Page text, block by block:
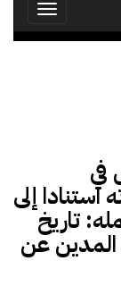
Toggle
في
استنادا إلى
تاريخ
المدين عن